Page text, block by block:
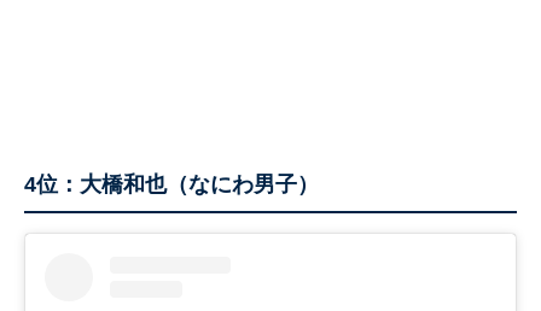
4位：大橋和也（なにわ男子）